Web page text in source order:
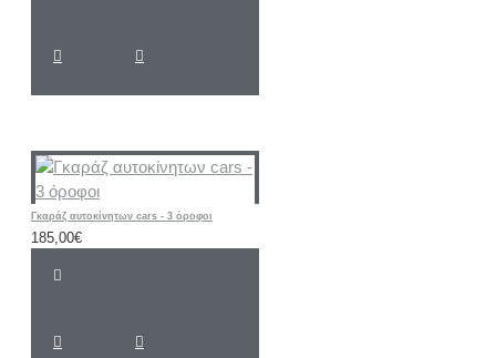
Γκαράζ αυτοκίνητων cars - 3 όροφοι
185,00€